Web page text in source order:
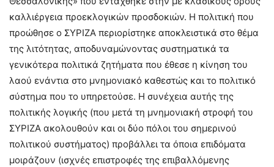
καλλιέργεια προεκλογικών προσδοκιών. Η πολιτική που
προώθησε ο ΣΥΡΙΖΑ περιορίστηκε αποκλειστικά στο θέμα
της λιτότητας, αποδυναμώνοντας συστηματικά τα
γενικότερα πολιτικά ζητήματα που έθεσε η κίνηση του
λαού ενάντια στο μνημονιακό καθεστώς και το πολιτικό
σύστημα που το υπηρετούσε. Η συνέχεια αυτής της
πολιτικής λογικής (που μετά τη μνημονιακή στροφή του
ΣΥΡΙΖΑ ακολουθούν και οι δύο πόλοι του σημερινού
πολιτικού συστήματος) προβάλλει τα όποια επιδόματα
μοιράζουν (ισχνές επιστροφές της επιβαλλόμενης